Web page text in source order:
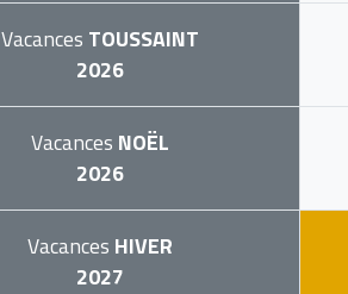
Vacances TOUSSAINT
2026
Vacances NOËL
2026
Vacances HIVER
2027